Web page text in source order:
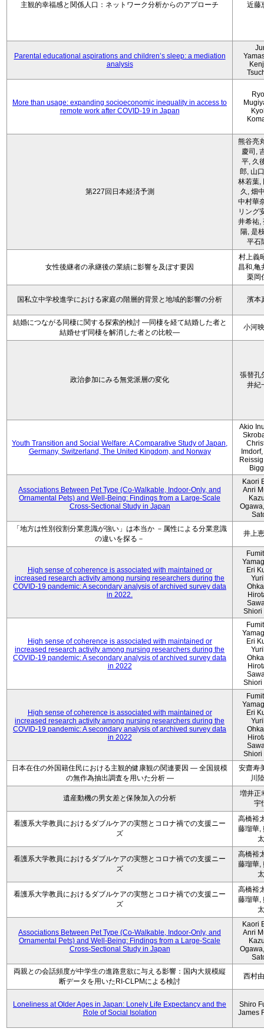
主観的幸福感と関係人口：ネットワーク分析からのアプローチ 近藤
Parental educational aspirations and children’s sleep: a mediation
analysis
More than usage: expanding socioeconomic inequality in access to
remote work after COVID-19 in Japan
第227回日本経済予測
熊谷亮
慶司,
平, 久
郎, 山
林若葉,
久, 畑
中村華
リング
井希祐,
陽, 是
平石
女性後継者の承継後の業績に影響を及ぼす要因
村上義
昌和,亀
栗岡
国私立中学校進学における家庭の階層的背景と地域的影響の分析 濱本
結婚につながる同棲に関する探索的検討 ―同棲を経て結婚した者と
結婚せず同棲を解消した者との比較―
小河
政治参加にみる無党派層の変化
張替孔
井紀
Youth Transition and Social Welfare: A Comparative Study of Japan,
Germany, Switzerland, The United Kingdom, and Norway
Akio
Associations Between Pet Type (Co-Walkable, Indoor-Only, and
Ornamental Pets) and Well-Being: Findings from a Large-Scale
Cross-Sectional Study in Japan
Kaori
Anri
「地方は性別役割分業意識が強い」は本当か －属性による分業意識
の違いを探る－
井上
High sense of coherence is associated with maintained or
increased research activity among nursing researchers during the
COVID-19 pandemic: A secondary analysis of archived survey data
in 2022.
Eri
Shiori
High sense of coherence is associated with maintained or
increased research activity among nursing researchers during the
COVID-19 pandemic: A secondary analysis of archived survey data
in 2022
Eri
Shiori
High sense of coherence is associated with maintained or
increased research activity among nursing researchers during the
COVID-19 pandemic: A secondary analysis of archived survey data
in 2022
Eri
Shiori
日本在住の外国籍住民における主観的健康観の関連要因 ― 全国規模
の無作為抽出調査を用いた分析 ―
安齋寿
川
遺産動機の男女差と保険加入の分析
増井正
宇
看護系大学教員におけるダブルケアの実態とコロナ禍での支援ニー
ズ
高橋裕
藤瑠華,
太
看護系大学教員におけるダブルケアの実態とコロナ禍での支援ニー
ズ
高橋裕
藤瑠華,
太
看護系大学教員におけるダブルケアの実態とコロナ禍での支援ニー
ズ
高橋裕
藤瑠華,
太
Associations Between Pet Type (Co-Walkable, Indoor-Only, and
Ornamental Pets) and Well-Being: Findings from a Large-Scale
Cross-Sectional Study in Japan
Kaori
Anri
両親との会話頻度が中学生の進路意欲に与える影響：国内大規模縦
断データを用いたRI-CLPMによる検討
西村
Loneliness at Older Ages in Japan: Lonely Life Expectancy and the
Role of Social Isolation
Shiro
James